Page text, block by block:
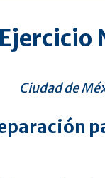
Ciudad de